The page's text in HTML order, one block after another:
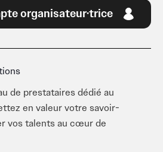
organisateur·trice
de prestataires dédié au
en valeur votre savoir-
vos talents au cœur de